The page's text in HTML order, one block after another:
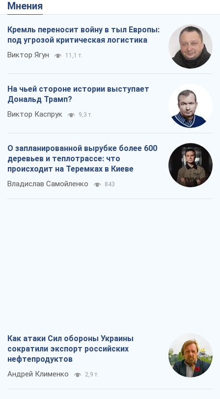
Мнения
Кремль переносит войну в тыл Европы:
под угрозой критическая логистика
Виктор Ягун 11,1 т.
На чьей стороне истории выступает
Дональд Трамп?
Виктор Каспрук 9,3 т.
О запланированной вырубке более 600
деревьев и теплотрассе: что
происходит на Теремках в Киеве
Владислав Самойленко 843
Как атаки Сил обороны Украины
сократили экспорт российских
нефтепродуктов
Андрей Клименко 2,9 т.